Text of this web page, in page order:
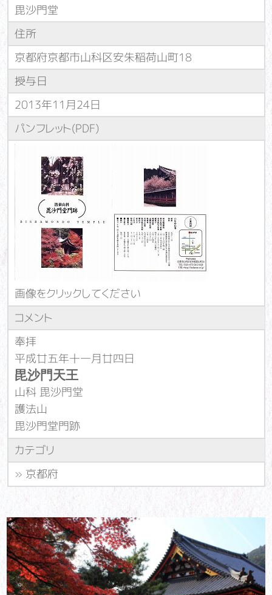
毘沙門堂
住所
京都府京都市山科区安朱稲荷山町18
授与日
2013年11月24日
パンフレット(PDF)
画像をクリックしてください
コメント
奉拝
平成廿五年十一月廿四日
毘沙門天王
山科 毘沙門堂
護法山
毘沙門堂門跡
カテゴリ
» 京都府